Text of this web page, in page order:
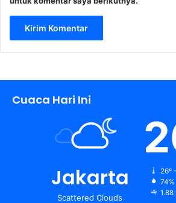
Cuaca Hari Ini
Jakarta
Scattered Clouds
26º
74%
1.88